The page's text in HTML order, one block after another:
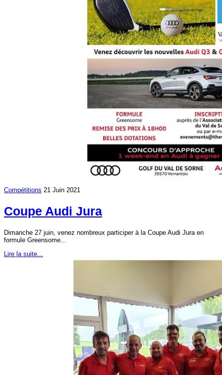
Compétitions 21 Juin 2021
Coupe Audi Jura
Dimanche 27 juin, venez nombreux participer à la Coupe Audi Jura en
formule Greensome...
Lire la suite...